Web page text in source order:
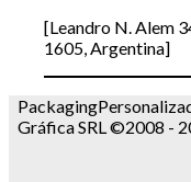
[Leandro N. Alem
1605, Argentina]
Gráfica SRL ©2008 -